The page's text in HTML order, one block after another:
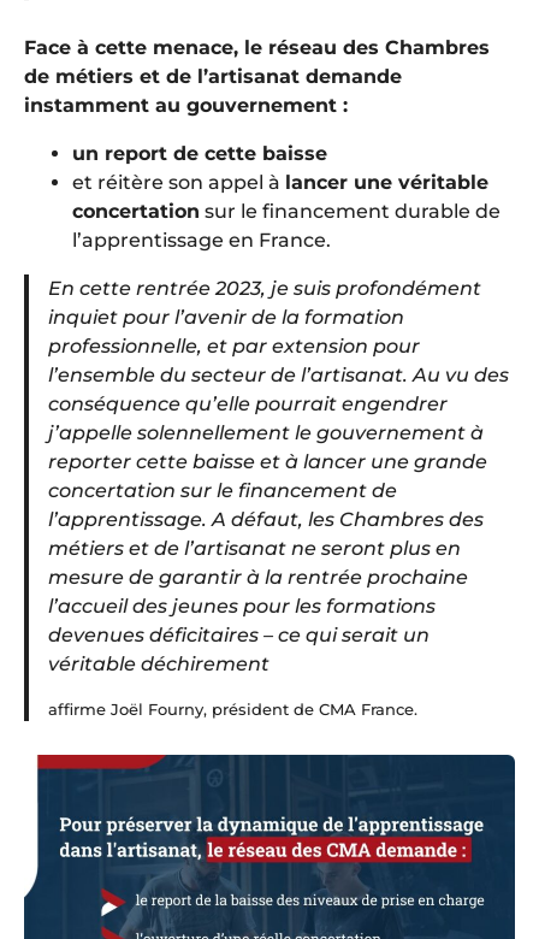
Face à cette menace, le réseau des Chambres
de métiers et de l’artisanat demande
instamment au gouvernement :
un report de cette baisse
et réitère son appel à lancer une véritable
concertation sur le financement durable de
l’apprentissage en France.
En cette rentrée 2023, je suis profondément
inquiet pour l’avenir de la formation
professionnelle, et par extension pour
l’ensemble du secteur de l’artisanat. Au vu des
conséquence qu’elle pourrait engendrer
j’appelle solennellement le gouvernement à
reporter cette baisse et à lancer une grande
concertation sur le financement de
l’apprentissage. A défaut, les Chambres des
métiers et de l’artisanat ne seront plus en
mesure de garantir à la rentrée prochaine
l’accueil des jeunes pour les formations
devenues déficitaires – ce qui serait un
véritable déchirement
affirme Joël Fourny, président de CMA France.